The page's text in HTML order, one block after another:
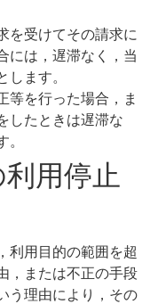
を受けてその請求に
には，遅滞なく，当
ます。
等を行った場合，ま
したときは遅滞な
用停止
利用目的の範囲を超
，または不正の手段
う理由により，その